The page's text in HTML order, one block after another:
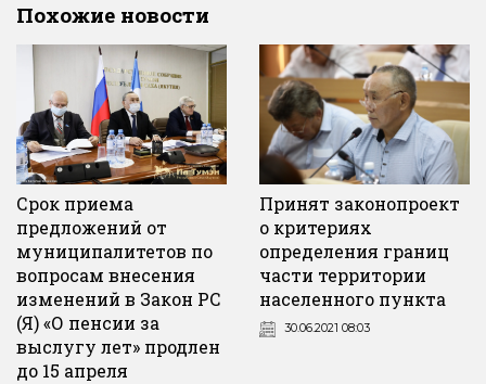
Похожие новости
Срок приема
предложений от
муниципалитетов по
вопросам внесения
изменений в Закон РС
(Я) «О пенсии за
выслугу лет» продлен
до 15 апреля
Принят законопроект
о критериях
определения границ
части территории
населенного пункта
30.06.2021 08:03